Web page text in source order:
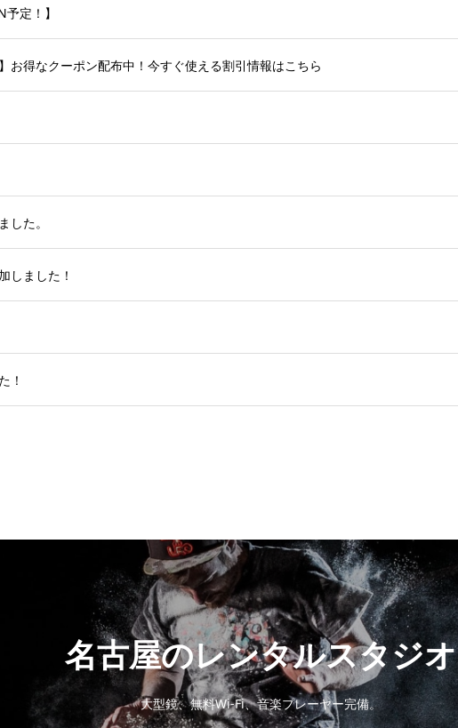
定！】
お得なクーポン配布中！今すぐ使える割引情報はこちら
した。
しました！
！
名古屋のレンタルスタジオ
大型鏡、無料Wi-Fi、音楽プレーヤー完備。